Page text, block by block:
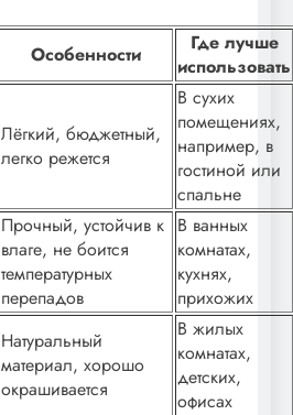
Особенности
Где лучше
использовать
Лёгкий, бюджетный,
легко режется
В сухих
помещениях,
например, в
гостиной или
спальне
Прочный, устойчив к
влаге, не боится
температурных
перепадов
В ванных
комнатах,
кухнях,
прихожих
Натуральный
материал, хорошо
окрашивается
В жилых
комнатах,
детских,
офисах